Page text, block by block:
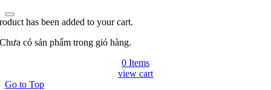
has been added to your cart.
Chưa có sản phẩm trong giỏ hàng.
0 Items
view cart
Go to Top